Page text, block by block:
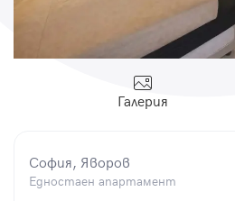
Галерия
София, Яворов
Едностаен апартаментЗабравена парола